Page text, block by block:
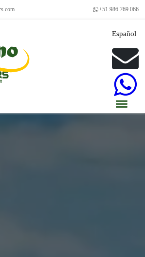
+51 986 769 066
Español